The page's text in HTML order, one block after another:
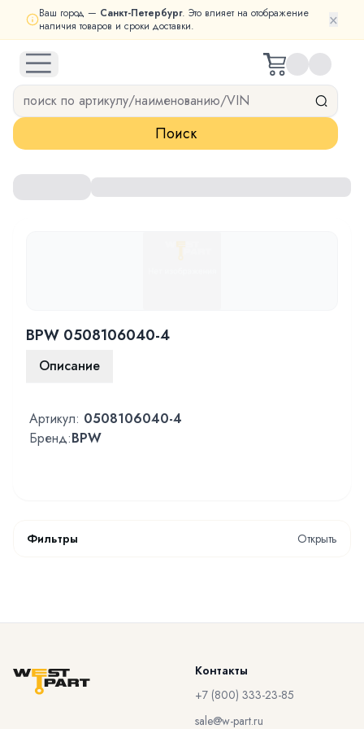
Ваш город — Санкт-Петербург. Это влияет на отображение
наличия товаров и сроки доставки.
×
open navigation menu
Поиск
BPW 0508106040-4
Описание
Артикул: 0508106040-4
Бренд:BPW
Фильтры Открыть
Контакты
+7 (800) 333-23-85
sale@w-part.ru